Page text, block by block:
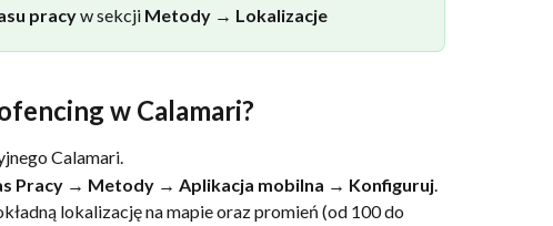
pracy w sekcji Metody → Lokalizacje
w Calamari?
Calamari.
Pracy → Metody → Aplikacja mobilna → Konfiguruj.
lokalizację na mapie oraz promień (od 100 do